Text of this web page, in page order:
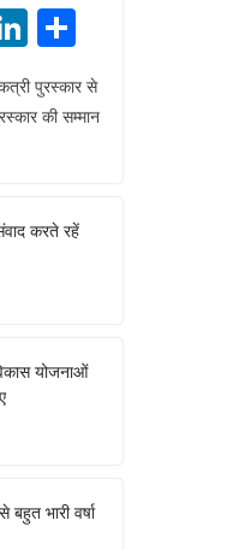
Li
n
k
n
h
ar
पुरस्कार से
की सम्मान
करते रहें
योजनाओं
बहुत भारी वर्षा